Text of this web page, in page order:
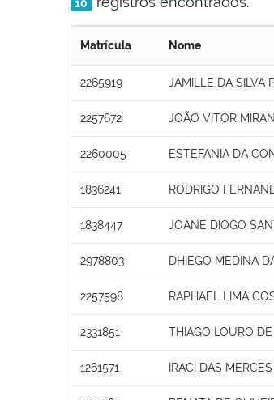
10
Matrícula Nome
2265919 JAMILLE DA SILVA
2257672 JOÃO VITOR
2260005 ESTEFANIA DA
1836241 RODRIGO
1838447 JOANE DIOGO
2978803 DHIEGO MEDINA
2257598 RAPHAEL LIMA
2331851 THIAGO LOURO
1261571 IRACI DAS